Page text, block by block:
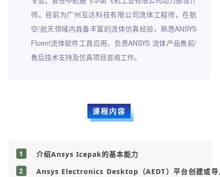
师。目前为广州互达科技有限公司流体工程师，在航
空/航天领域内具备丰富的流体仿真经验，熟悉ANSYS
Fluent流体软件工具应用，负责ANSYS 流体产品售前/
售后技术支持及仿真项目咨询工作。
课程内容
1 介绍Ansys Icepak的基本能力
2
Ansys Electronics Desktop（AEDT）平台创建或导